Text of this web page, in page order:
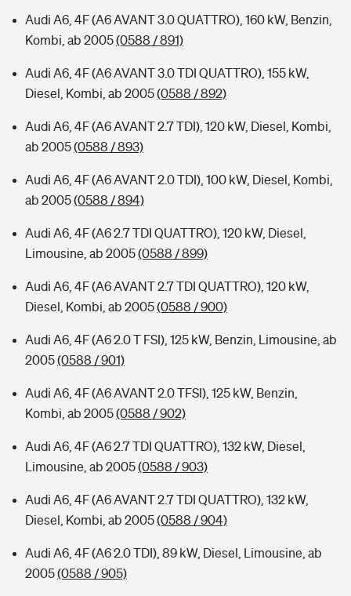
Audi A6, 4F (A6 AVANT 3.0 QUATTRO), 160 kW, Benzin,
Kombi, ab 2005(0588 / 891)
Audi A6, 4F (A6 AVANT 3.0 TDI QUATTRO), 155 kW,
Diesel, Kombi, ab 2005(0588 / 892)
Audi A6, 4F (A6 AVANT 2.7 TDI), 120 kW, Diesel, Kombi,
ab 2005(0588 / 893)
Audi A6, 4F (A6 AVANT 2.0 TDI), 100 kW, Diesel, Kombi,
ab 2005(0588 / 894)
Audi A6, 4F (A6 2.7 TDI QUATTRO), 120 kW, Diesel,
Limousine, ab 2005(0588 / 899)
Audi A6, 4F (A6 AVANT 2.7 TDI QUATTRO), 120 kW,
Diesel, Kombi, ab 2005(0588 / 900)
Audi A6, 4F (A6 2.0 T FSI), 125 kW, Benzin, Limousine, ab
2005(0588 / 901)
Audi A6, 4F (A6 AVANT 2.0 TFSI), 125 kW, Benzin,
Kombi, ab 2005(0588 / 902)
Audi A6, 4F (A6 2.7 TDI QUATTRO), 132 kW, Diesel,
Limousine, ab 2005(0588 / 903)
Audi A6, 4F (A6 AVANT 2.7 TDI QUATTRO), 132 kW,
Diesel, Kombi, ab 2005(0588 / 904)
Audi A6, 4F (A6 2.0 TDI), 89 kW, Diesel, Limousine, ab
2005(0588 / 905)